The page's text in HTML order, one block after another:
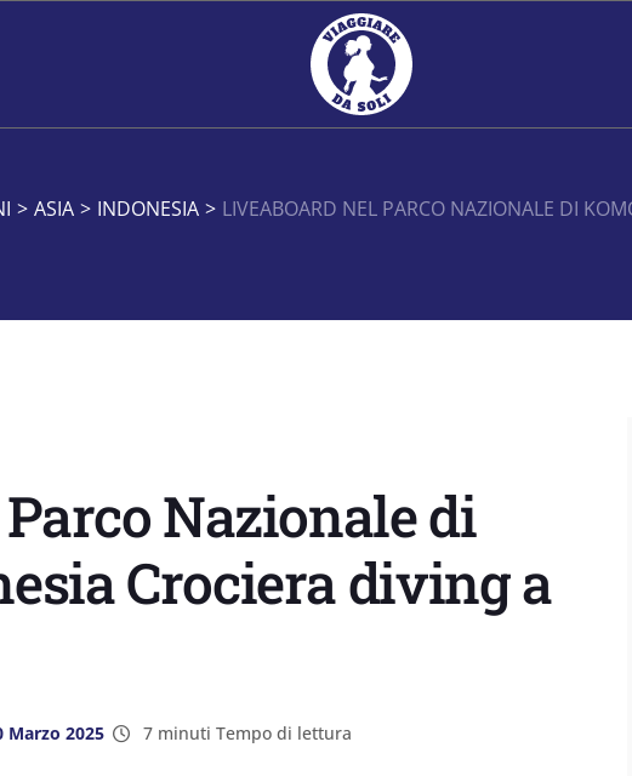
> ASIA > INDONESIA > LIVEABOARD NEL PARCO NAZIONALE DI
Nazionale di
Crociera diving a
Marzo 2025 7 minuti Tempo di lettura